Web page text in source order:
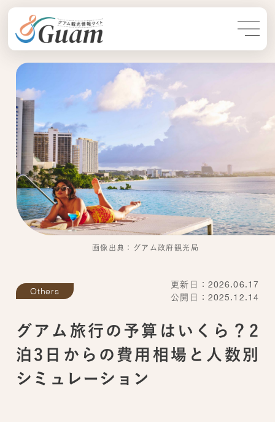
画像出典：グアム政府観光局
Others
更新日：2026.06.17
公開日：2025.12.14
グアム旅行の予算はいくら？2
泊3日からの費用相場と人数別
シミュレーション